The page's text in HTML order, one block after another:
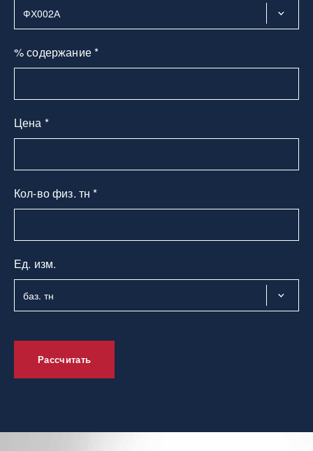
% содержание *
Цена *
Кол-во физ. тн *
Ед. изм.
Рассчитать